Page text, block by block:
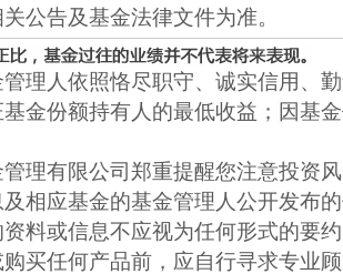
公告及基金法律文件为准。
理人依照恪尽职守、诚实信用、
金份额持有人的最低收益；因基
理有限公司郑重提醒您注意投资
相应基金的基金管理人公开发布
料或信息不应视为任何形式的要
买任何产品前，应自行寻求专业